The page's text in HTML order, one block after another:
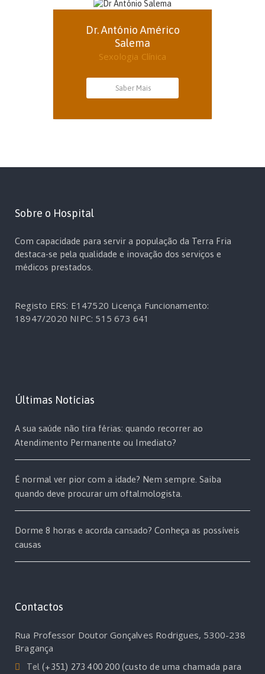
Dr. António Américo
Salema
Sexologia Clínica
Saber Mais
Sobre o Hospital
Com capacidade para servir a população da Terra Fria
destaca-se pela qualidade e inovação dos serviços e
médicos prestados.
Registo ERS: E147520 Licença Funcionamento:
18947/2020 NIPC: 515 673 641
Últimas Notícias
A sua saúde não tira férias: quando recorrer ao
Atendimento Permanente ou Imediato?
É normal ver pior com a idade? Nem sempre. Saiba
quando deve procurar um oftalmologista.
Dorme 8 horas e acorda cansado? Conheça as possíveis
causas
Contactos
Rua Professor Doutor Gonçalves Rodrigues, 5300-238
Bragança
Tel(+351) 273 400 200 (custo de uma chamada para